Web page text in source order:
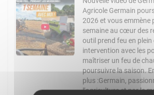
Agricole Germain
2026 et vous emmène
semaine au cœur des
outil prend feu en plein
intervention avec les
maîtriser un feu de
poursuivre la saison.
plus :Germain,
l’agriculture et par le